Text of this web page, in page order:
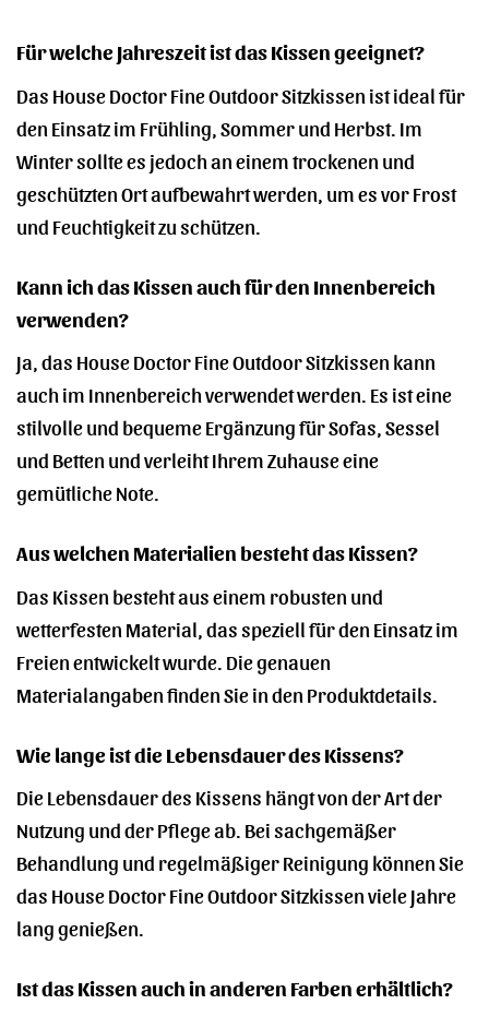
Für welche Jahreszeit ist das Kissen geeignet?
Das House Doctor Fine Outdoor Sitzkissen ist ideal für
den Einsatz im Frühling, Sommer und Herbst. Im
Winter sollte es jedoch an einem trockenen und
geschützten Ort aufbewahrt werden, um es vor Frost
und Feuchtigkeit zu schützen.
Kann ich das Kissen auch für den Innenbereich
verwenden?
Ja, das House Doctor Fine Outdoor Sitzkissen kann
auch im Innenbereich verwendet werden. Es ist eine
stilvolle und bequeme Ergänzung für Sofas, Sessel
und Betten und verleiht Ihrem Zuhause eine
gemütliche Note.
Aus welchen Materialien besteht das Kissen?
Das Kissen besteht aus einem robusten und
wetterfesten Material, das speziell für den Einsatz im
Freien entwickelt wurde. Die genauen
Materialangaben finden Sie in den Produktdetails.
Wie lange ist die Lebensdauer des Kissens?
Die Lebensdauer des Kissens hängt von der Art der
Nutzung und der Pflege ab. Bei sachgemäßer
Behandlung und regelmäßiger Reinigung können Sie
das House Doctor Fine Outdoor Sitzkissen viele Jahre
lang genießen.
Ist das Kissen auch in anderen Farben erhältlich?